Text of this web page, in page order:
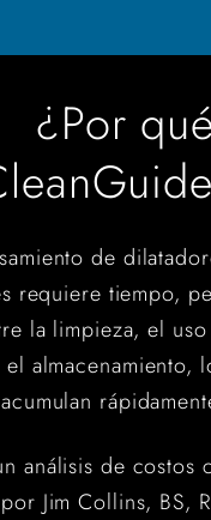
¿Por qué
de
requiere tiempo,
la limpieza, el
almacenamiento,
análisis de costos
Jim Collins, BS,